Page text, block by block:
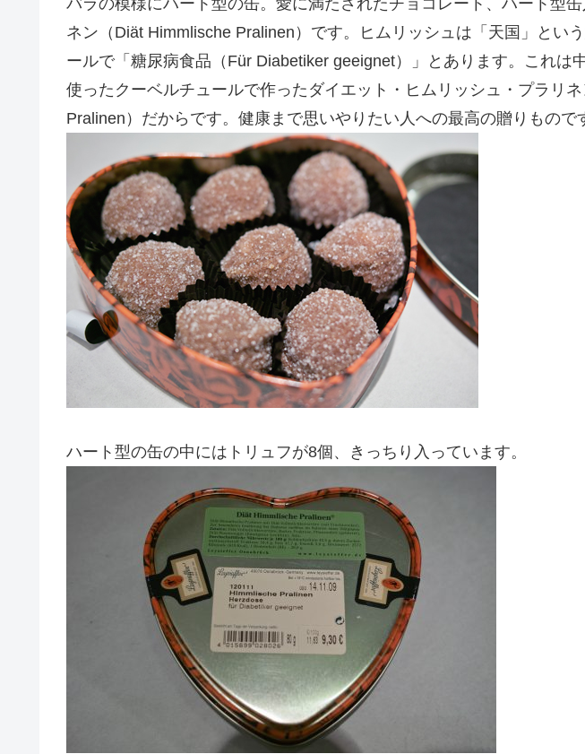
バラの模様にハート型の缶。愛に満たされたチョコレート、ハート型
ネン（Diät Himmlische Pralinen）です。ヒムリッシュは「天国」とい
ールで「糖尿病食品（Für Diabetiker geeignet）」とあります。これは
使ったクーベルチュールで作ったダイエット・ヒムリッシュ・プラリ
Pralinen）だからです。健康まで思いやりたい人への最高の贈りもので
ハート型の缶の中にはトリュフが8個、きっちり入っています。